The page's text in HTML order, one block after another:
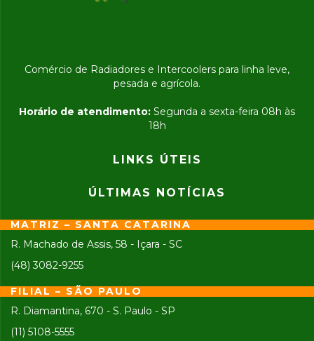
Comércio de Radiadores e Intercoolers para linha leve,
pesada e agrícola.
Horário de atendimento: Segunda a sexta-feira 08h às
18h
LINKS ÚTEIS
ÚLTIMAS NOTÍCIAS
MATRIZ – SANTA CATARINA
R. Machado de Assis, 58 - Içara - SC
(48) 3082-9255
FILIAL – SÃO PAULO
R. Diamantina, 670 - S. Paulo - SP
(11) 5108-5555